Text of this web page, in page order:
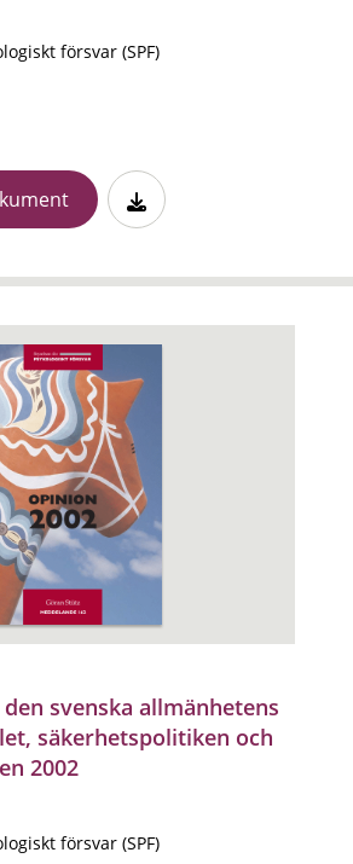
försvar (SPF)
svenska allmänhetens
säkerhetspolitiken och
2002
försvar (SPF)